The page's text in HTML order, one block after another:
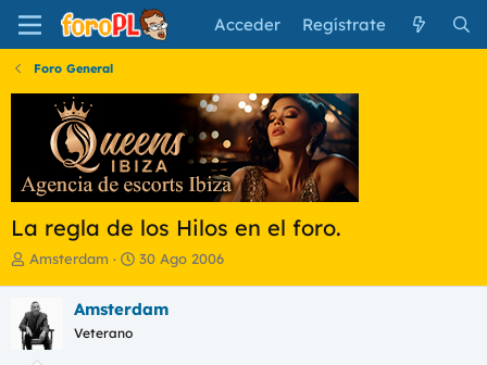
Acceder Regístrate
Foro General
La regla de los Hilos en el foro.
I
c
i
a
Amsterdam
F
h
30 Ago 2006
Amsterdam
Veterano